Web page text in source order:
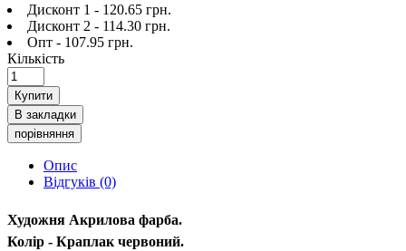
Дисконт 1 - 120.65 грн.
Дисконт 2 - 114.30 грн.
Опт - 107.95 грн.
Кількість
Купити
В закладки
порівняння
Опис
Відгуків (0)
Художня Акрилова фарба.
Колір - Краплак червоний.